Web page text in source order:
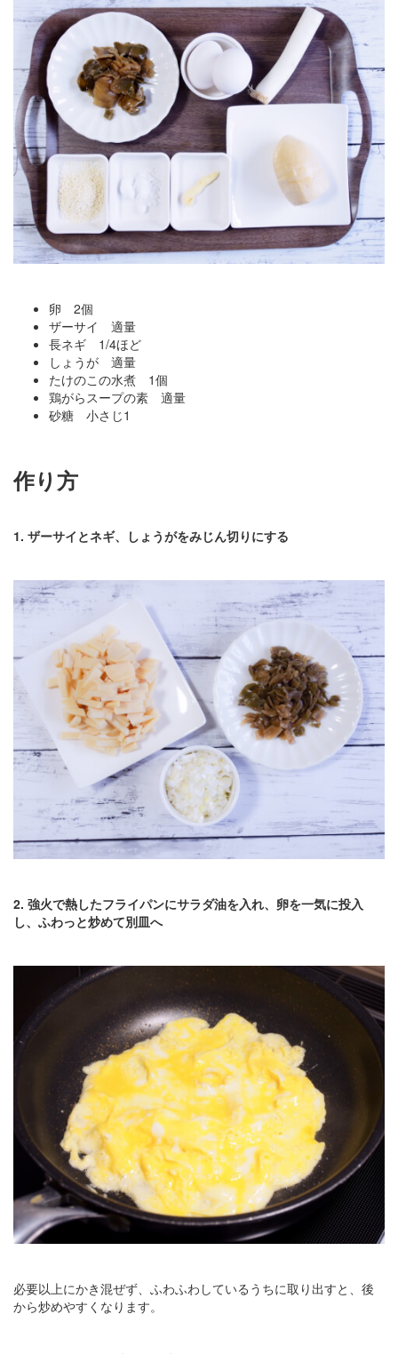
卵 2個
ザーサイ 適量
長ネギ 1/4ほど
しょうが 適量
たけのこの水煮 1個
鶏がらスープの素 適量
砂糖 小さじ1
作り方
1. ザーサイとネギ、しょうがをみじん切りにする
2. 強火で熱したフライパンにサラダ油を入れ、卵を一気に投入
し、ふわっと炒めて別皿へ
必要以上にかき混ぜず、ふわふわしているうちに取り出すと、後
から炒めやすくなります。